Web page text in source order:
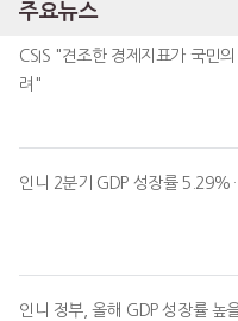
주요뉴스
CSIS "견조한 경제지표가 국민
려"
인니 2분기 GDP 성장률
인니 정부, 올해 GDP 성장률 높